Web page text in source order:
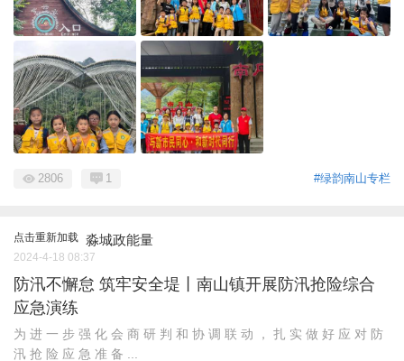
#绿韵南山专栏
2806 1
点击重新加载 淼城政能量
2024-4-18 08:37
防汛不懈怠 筑牢安全堤丨南山镇开展防汛抢险综合
应急演练
为 进 一 步 强 化 会 商 研 判 和 协 调 联 动 ， 扎 实 做 好 应 对 防
汛 抢 险 应 急 准 备 ...